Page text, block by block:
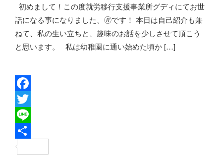
k
r
初めまして！この度就労移行支援事業所グディにてお世
話になる事になりました、🄬です！ 本日は自己紹介も兼
ねて、私の生い立ちと、趣味のお話を少しさせて頂こう
と思います。 私は幼稚園に通い始めた頃か […]
F
a
c
e
T
w
i
L
i